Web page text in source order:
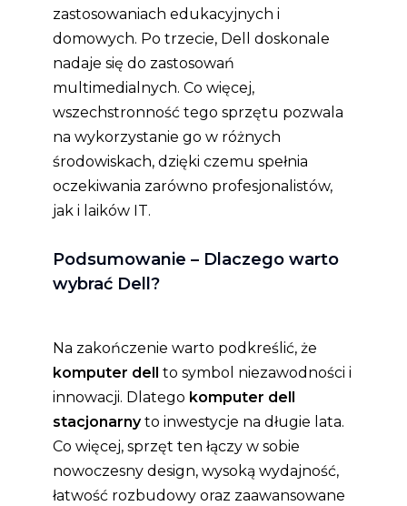
zastosowaniach edukacyjnych i
domowych. Po trzecie, Dell doskonale
nadaje się do zastosowań
multimedialnych. Co więcej,
wszechstronność tego sprzętu pozwala
na wykorzystanie go w różnych
środowiskach, dzięki czemu spełnia
oczekiwania zarówno profesjonalistów,
jak i laików IT.
Podsumowanie – Dlaczego warto
wybrać Dell?
Na zakończenie warto podkreślić, że
komputer dell
to symbol niezawodności i
innowacji. Dlatego komputer dell
stacjonarnyto inwestycje na długie lata.
Co więcej, sprzęt ten łączy w sobie
nowoczesny design, wysoką wydajność,
łatwość rozbudowy oraz zaawansowane